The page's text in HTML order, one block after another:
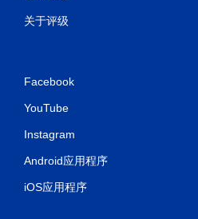
关于评级
Facebook
YouTube
Instagram
Android应用程序
iOS应用程序